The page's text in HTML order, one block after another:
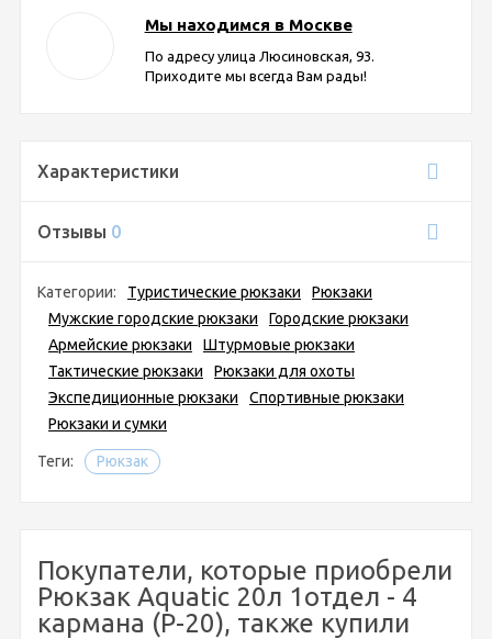
Мы находимся в Москве
По адресу улица Люсиновская, 93.
Приходите мы всегда Вам рады!
Характеристики
Отзывы 0
Категории: Туристические рюкзаки
Рюкзаки
Мужские городские рюкзаки
Городские рюкзаки
Армейские рюкзаки
Штурмовые рюкзаки
Тактические рюкзаки
Рюкзаки для охоты
Экспедиционные рюкзаки
Спортивные рюкзаки
Рюкзаки и сумки
Теги: Рюкзак
Покупатели, которые приобрели
Рюкзак Aquatic 20л 1отдел - 4
кармана (Р-20), также купили